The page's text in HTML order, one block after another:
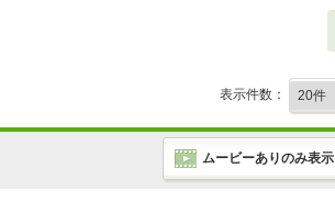
表示件数：
ムービーありのみ表示